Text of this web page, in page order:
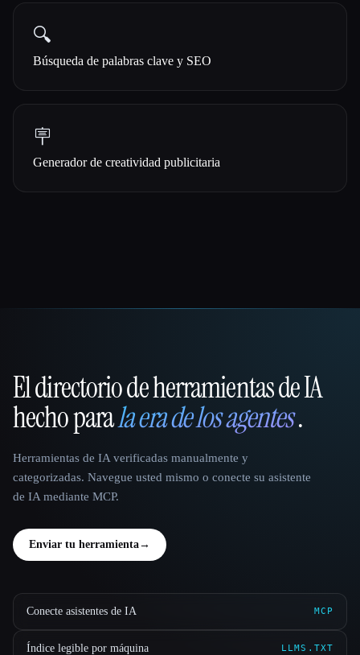
🔍
Búsqueda de palabras clave y SEO
🪧
Generador de creatividad publicitaria
That AI Collection
El directorio de herramientas de IA
hecho parala era de los agentes.
Herramientas de IA verificadas manualmente y
categorizadas. Navegue usted mismo o conecte su asistente
de IA mediante MCP.
Enviar tu herramienta→
Conecte asistentes de IA MCP
Índice legible por máquina LLMS.TXT